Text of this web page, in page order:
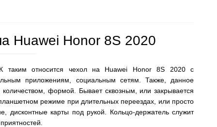
Huawei Honor 8S 2020
таким относится чехол на Huawei Honor 8S 2020 с
приложениям, социальным сетям. Также, данное
формой. Бывает сквозным, или закрывается
режиме при длительных переездах, или просто
дисконтные карты под рукой. Кольцо-держатель служит